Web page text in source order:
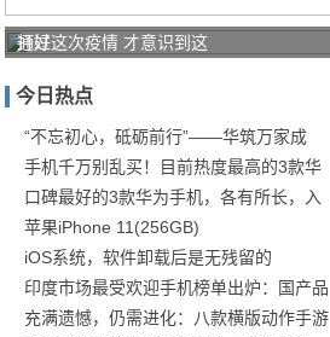
打好
防疫
保卫
战！
商汤
通过这次疫情 才意识到这
今日热点
“不忘初心，砥砺前行”——华筑万家成
手机千万别乱买！目前热度最高的3款华
口碑最好的3款华为手机，各有所长，入
苹果iPhone 11(256GB)
iOS系统，软件卸载后是无残留的
印度市场最受欢迎手机榜单出炉：国产品
充满遗憾，仍需进化：八款横版动作手游